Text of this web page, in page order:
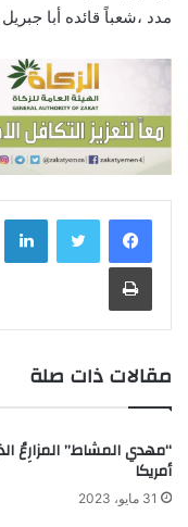
مدد ،شعباً قائده أبا
مقالات ذات صلة
“مهدي المشاط” المزارِعُ
أمريكا
31 مايو، 2023